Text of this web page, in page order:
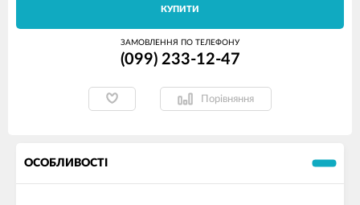
КУПИТИ
ЗАМОВЛЕННЯ ПО ТЕЛЕФОНУ
(099) 233-12-47
Порівняння
ОСОБЛИВОСТІ